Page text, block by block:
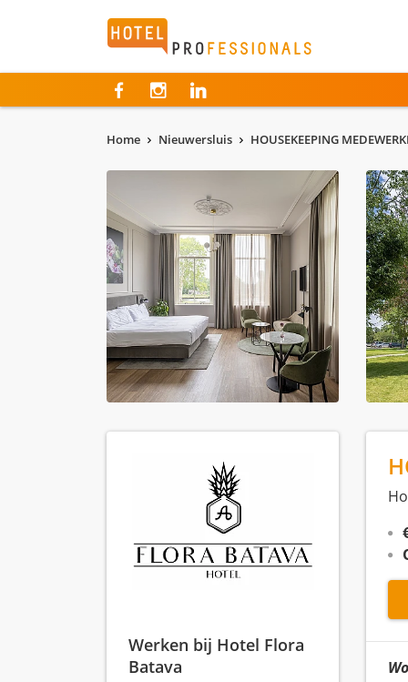
Hotelprofessionals
Home Nieuwersluis HOUSEKEEPING
Werken bij Hotel Flora
Batava